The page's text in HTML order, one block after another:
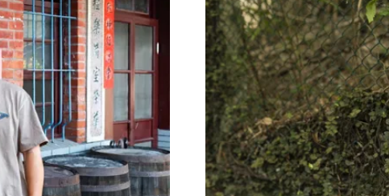
迅速流傳，畫面中的水勢遠
長者撤離至地勢較高的馬
垂直避難，最終受困甚至罹
時間內迅速串連、返鄉支
逐步與部落居民建立起深刻的
經濟困境與文化斷層。這段經驗